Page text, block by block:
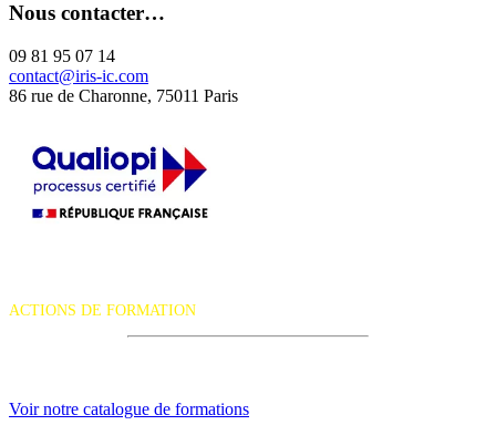
Nous contacter…
09 81 95 07 14
contact@iris-ic.com
86 rue de Charonne, 75011 Paris
ACTIONS DE FORMATION
Voir notre catalogue de formations